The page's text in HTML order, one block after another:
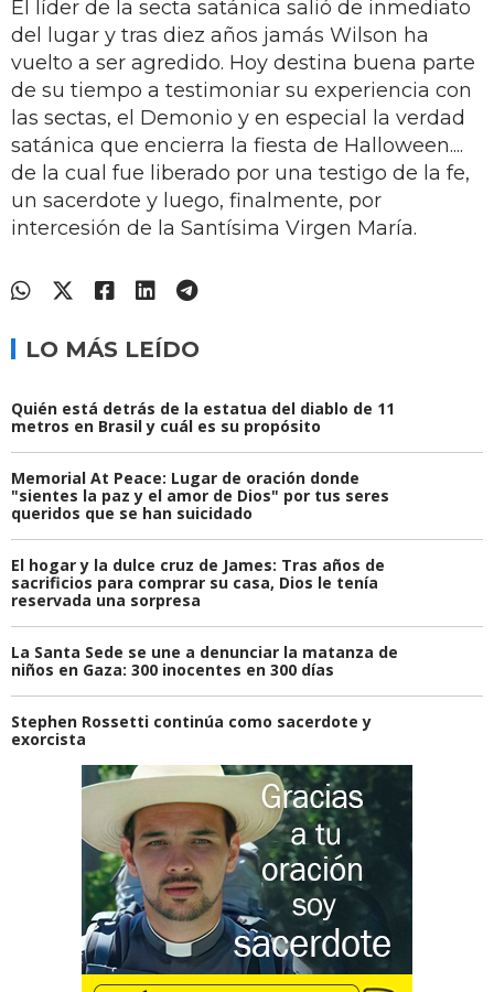
El líder de la secta satánica salió de inmediato
del lugar y tras diez años jamás Wilson ha
vuelto a ser agredido. Hoy destina buena parte
de su tiempo a testimoniar su experiencia con
las sectas, el Demonio y en especial la verdad
satánica que encierra la fiesta de Halloween....
de la cual fue liberado por una testigo de la fe,
un sacerdote y luego, finalmente, por
intercesión de la Santísima Virgen María.
LO MÁS LEÍDO
Quién está detrás de la estatua del diablo de 11
metros en Brasil y cuál es su propósito
Memorial At Peace: Lugar de oración donde
"sientes la paz y el amor de Dios" por tus seres
queridos que se han suicidado
El hogar y la dulce cruz de James: Tras años de
sacrificios para comprar su casa, Dios le tenía
reservada una sorpresa
La Santa Sede se une a denunciar la matanza de
niños en Gaza: 300 inocentes en 300 días
Stephen Rossetti continúa como sacerdote y
exorcista